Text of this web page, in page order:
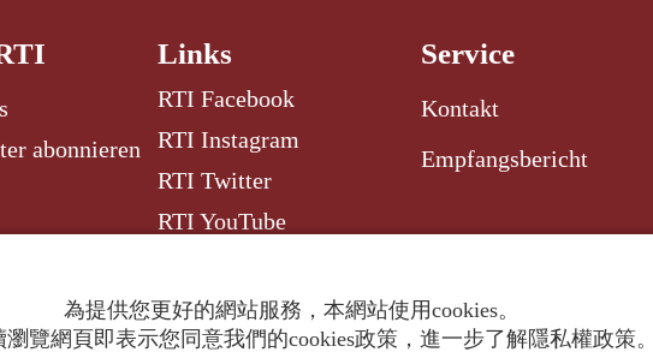
abonnieren
Links
RTI Facebook
RTI Instagram
RTI Twitter
RTI YouTube
Service
Kontakt
Empfangsbericht
為提供您更好的網站服務，本網站使用cookies。
覽網頁即表示您同意我們的cookies政策，進一步了解隱私權政策。